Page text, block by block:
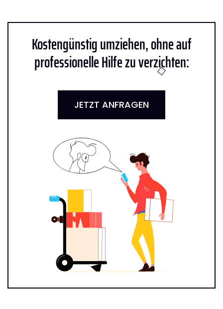
Kostengünstig umziehen, ohne auf
professionelle Hilfe zu verzichten:
JETZT ANFRAGEN